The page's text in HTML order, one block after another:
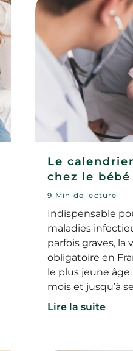
Le
chez le bébé
9 Min de lecture
Indispensable
maladies
parfois graves, la
obligatoire en
le plus jeune
mois et jusqu’à
recevoir
Lire la suite